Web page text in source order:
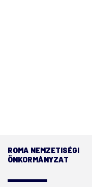
ROMA NEMZETISÉGI
ÖNKORMÁNYZAT